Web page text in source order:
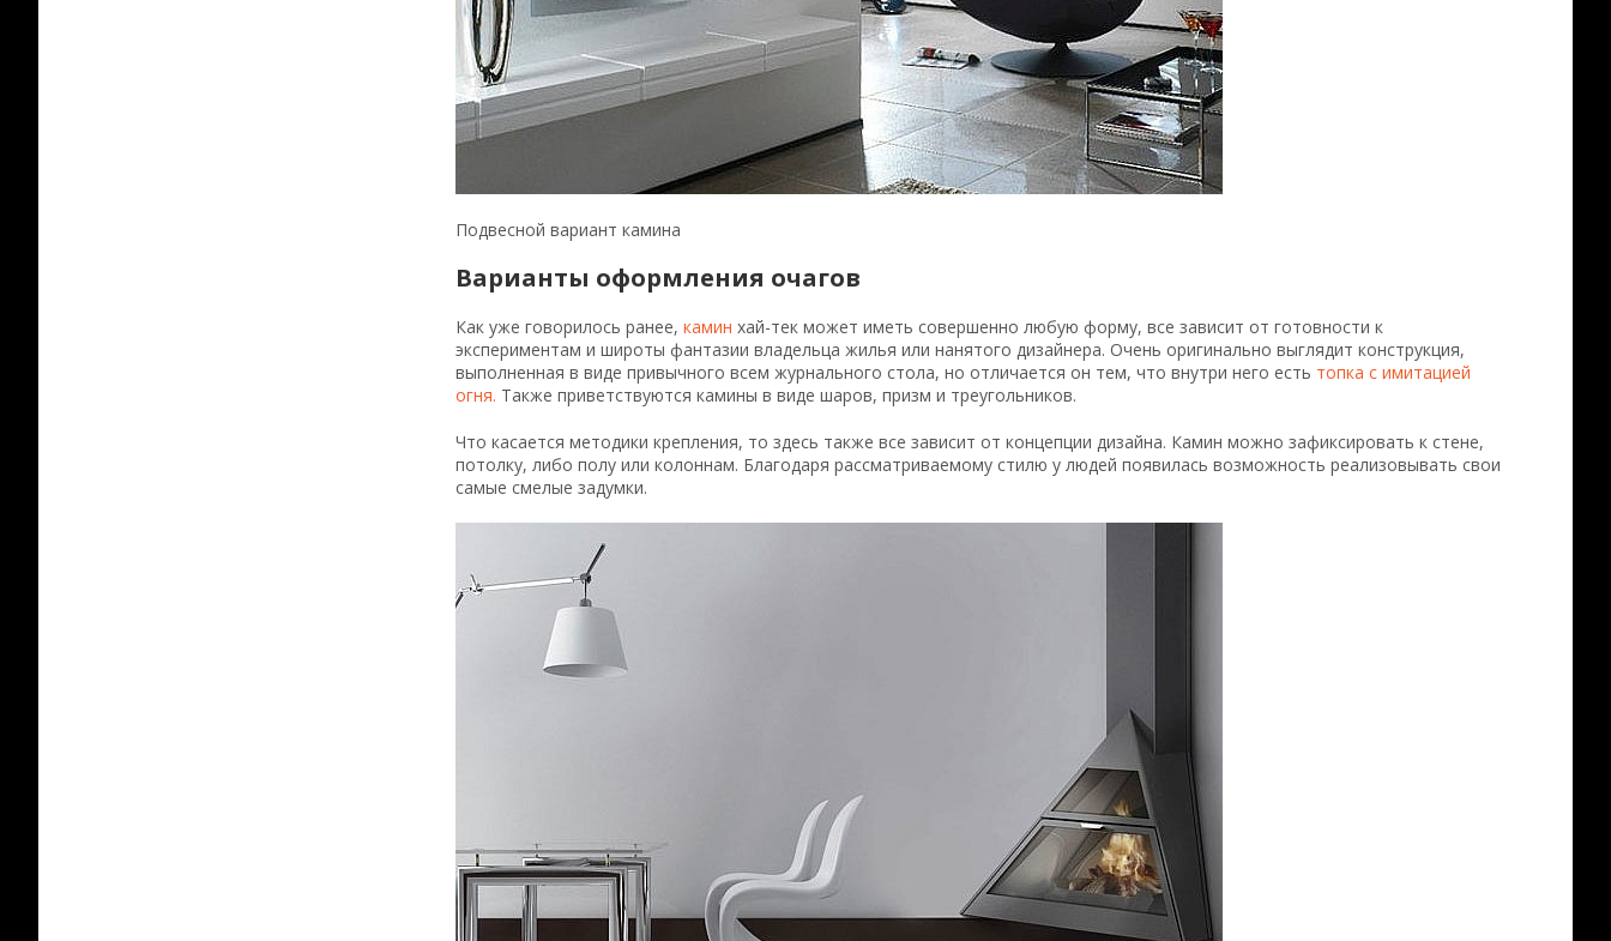
Подвесной вариант камина
Варианты оформления очагов
Как уже говорилось ранее, камин хай-тек может иметь совершенно любую форму, все зависит от готовности к
экспериментам и широты фантазии владельца жилья или нанятого дизайнера. Очень оригинально выглядит конструкция,
выполненная в виде привычного всем журнального стола, но отличается он тем, что внутри него есть топка с имитацией
огня. Также приветствуются камины в виде шаров, призм и треугольников.
Что касается методики крепления, то здесь также все зависит от концепции дизайна. Камин можно зафиксировать к стене,
потолку, либо полу или колоннам. Благодаря рассматриваемому стилю у людей появилась возможность реализовывать свои
самые смелые задумки.